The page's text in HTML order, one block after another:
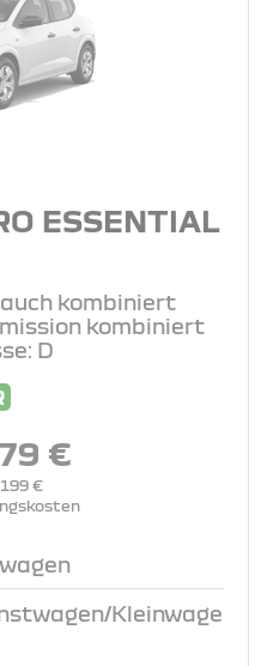
ESSENTIAL
kombiniert
kombiniert
D
€
€
Kleinwage